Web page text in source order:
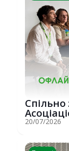
Спільно
потужну
20/07/2026